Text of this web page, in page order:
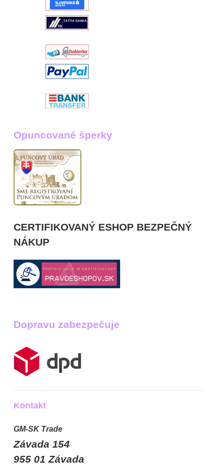
Opuncované šperky
CERTIFIKOVANÝ ESHOP BEZPEČNÝ
NÁKUP
Dopravu zabezpečuje
Kontakt
GM-SK Trade
Závada 154
955 01 Závada